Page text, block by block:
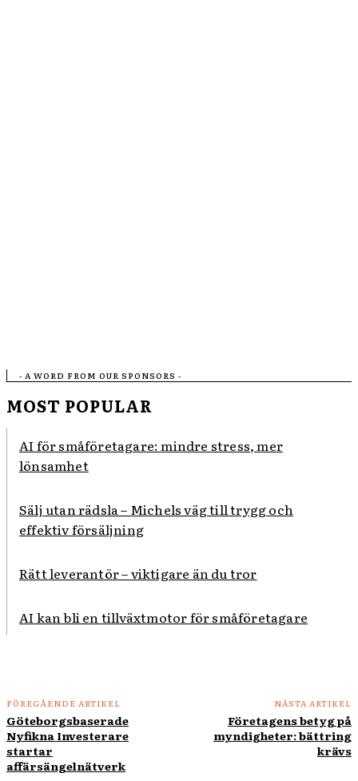
- A WORD FROM OUR SPONSORS -
MOST POPULAR
AI för småföretagare: mindre stress, mer
lönsamhet
Sälj utan rädsla – Michels väg till trygg och
effektiv försäljning
Rätt leverantör – viktigare än du tror
AI kan bli en tillväxtmotor för småföretagare
FÖREGÅENDE ARTIKEL
Göteborgsbaserade
Nyfikna Investerare
startar
affärsängelnätverk
NÄSTA ARTIKEL
Företagens betyg på
myndigheter: bättring
krävs